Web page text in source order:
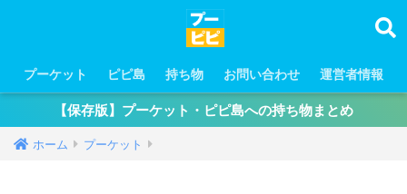
プーケット ピピ島 持ち物 お問い合わせ 運営者情報
【保存版】プーケット・ピピ島への持ち物まとめ
ホーム プーケット